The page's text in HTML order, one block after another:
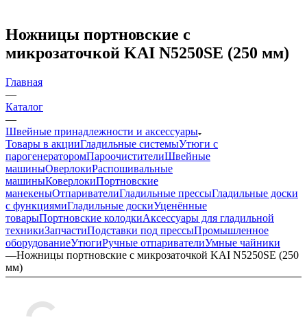
Ножницы портновские с
микрозаточкой KAI N5250SE (250 мм)
Главная
—
Каталог
—
Швейные принадлежности и аксессуары
Товары в акцииГладильные системыУтюги с
парогенераторомПароочистителиШвейные
машиныОверлокиРаспошивальные
машиныКоверлокиПортновские
манекеныОтпаривателиГладильные прессыГладильные доски
с функциямиГладильные доскиУценённые
товарыПортновские колодкиАксессуары для гладильной
техникиЗапчастиПодставки под прессыПромышленное
оборудованиеУтюгиРучные отпаривателиУмные чайники
—Ножницы портновские с микрозаточкой KAI N5250SE (250
мм)